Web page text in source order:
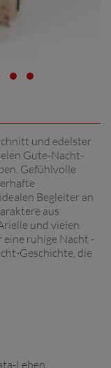
und edelster
Gute-Nacht-
Gefühlvolle
Begleiter an
aus
und vielen
ruhige Nacht -
Geschichte, die
Leben